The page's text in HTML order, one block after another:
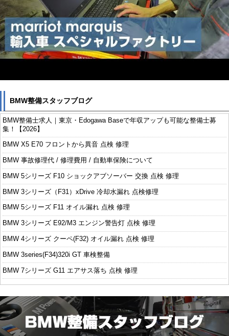
BMW整備スタッフブログ
BMW整備士求人｜東京・Edogawa Baseで年収アップも可能な整備士募
集！【2026】
BMW X5 E70 フロントから異音 点検 修理
BMW 事故修理代 / 修理費用 / 自動車保険について
BMW 5シリーズ F10 ショックアブソーバー 交換 点検 修理
BMW 3シリーズ（F31）xDrive 冷却水漏れ 点検修理
BMW 5シリーズ F11 オイル漏れ 点検 修理
BMW 3シリーズ E92/M3 エンジン警告灯 点検 修理
BMW 4シリーズ クーペ(F32) オイル漏れ 点検 修理
BMW 3series(F34)320i GT 車検整備
BMW 7シリーズ G11 エアサス落ち 点検 修理